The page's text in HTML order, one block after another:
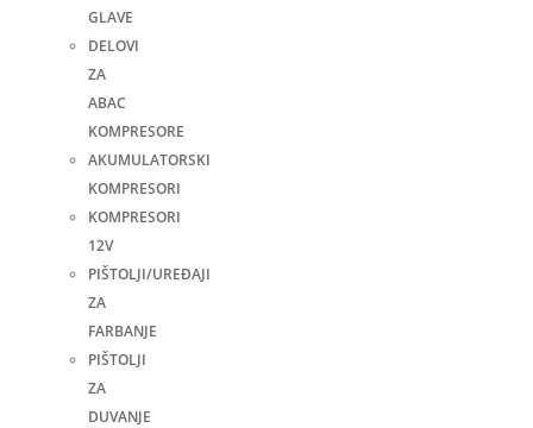
GLAVE
DELOVI
ZA
ABAC
KOMPRESORE
AKUMULATORSKI
KOMPRESORI
KOMPRESORI
12V
PIŠTOLJI/UREĐAJI
ZA
FARBANJE
PIŠTOLJI
ZA
DUVANJE